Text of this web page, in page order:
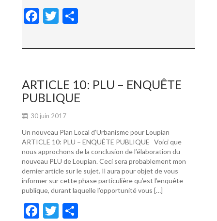
F
e
o
o
k
T
itt ta
er
ARTICLE 10: PLU – ENQUÊTE
PUBLIQUE
30 juin 2017
Un nouveau Plan Local d’Urbanisme pour Loupian
ARTICLE 10: PLU – ENQUÊTE PUBLIQUE Voici que
nous approchons de la conclusion de l’élaboration du
nouveau PLU de Loupian. Ceci sera probablement mon
dernier article sur le sujet. Il aura pour objet de vous
informer sur cette phase particulière qu’est l’enquête
publique, durant laquelle l’opportunité vous […]
F
T